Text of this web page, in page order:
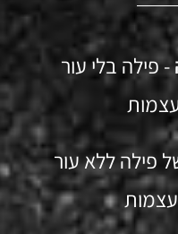
- פילה בלי עור
פילה ללא עור